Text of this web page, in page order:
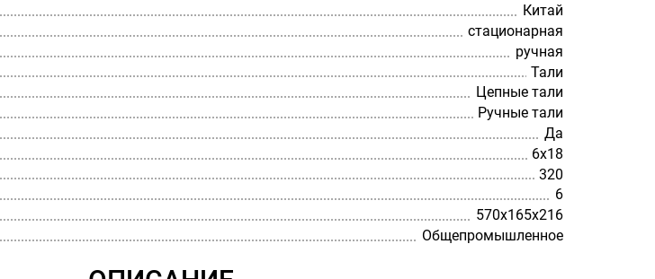
Китай
стационарная
ручная
Тали
Цепные тали
Ручные тали
Да
6х18
320
6
570х165х216
Общепромышленное